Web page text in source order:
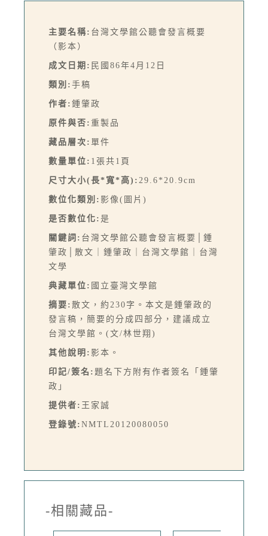
主要名稱: 台灣文學館公聽會發言概要
（影本）
成文日期: 民國86年4月12日
類別: 手稿
作者: 鍾肇政
原件與否: 重製品
藏品層次: 單件
數量單位: 1張共1頁
尺寸大小(長*寬*高): 29.6*20.9cm
數位化類別: 影像(圖片)
是否數位化: 是
關鍵詞: 台灣文學館公聽會發言概要│鍾
肇政│散文｜鍾肇政｜台灣文學館｜台灣
文學
典藏單位: 國立臺灣文學館
摘要: 散文，約230字。本文是鍾肇政的
發言稿，簡要的分成四部分，建議成立
台灣文學館。(文/林世翔)
其他說明: 影本。
印記/簽名: 題名下方附有作者簽名「鍾肇
政」
提供者: 王家誠
登錄號: NMTL20120080050
-相關藏品-